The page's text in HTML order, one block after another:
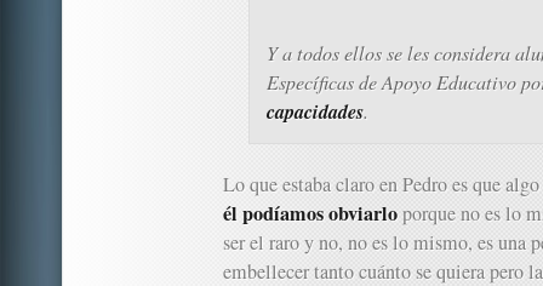
Y a todos ellos se les considera
Específicas de Apoyo Educativo
capacidades.
Lo que estaba claro en Pedro es que
él podíamos obviarloporque no es lo
ser el raro y no, no es lo mismo, es una
embellecer tanto cuánto se quiera pero